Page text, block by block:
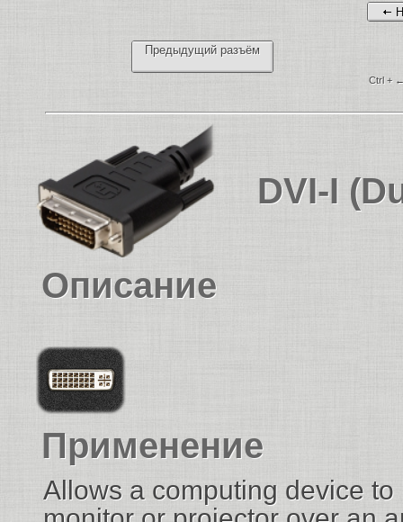
Предыдущий разъём
Ctrl +
DVI-I
Описание
Применение
Allows a computing device